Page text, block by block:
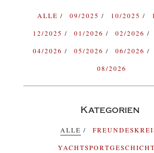
ALLE 09/2025 10/2025
12/2025
01/2026 02/2026
04/2026
05/2026 06/2026
08/2026
Kategorien
ALLE